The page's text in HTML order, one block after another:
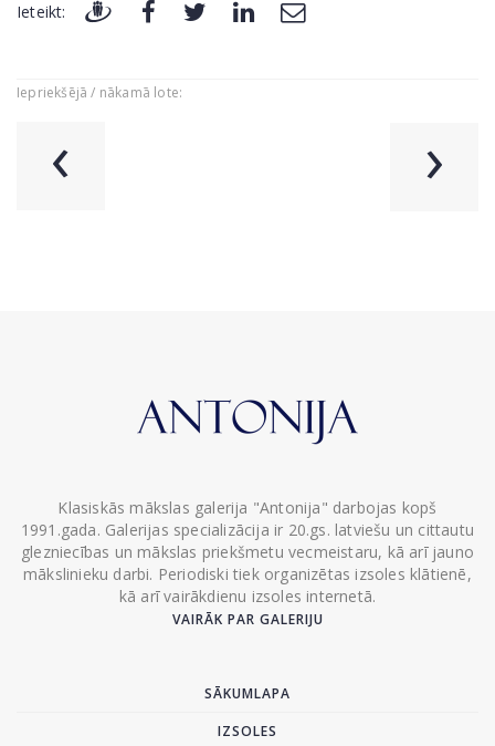
Ieteikt:
Iepriekšējā / nākamā lote:
‹ ›
Klasiskās mākslas galerija "Antonija" darbojas kopš
1991.gada. Galerijas specializācija ir 20.gs. latviešu un cittautu
glezniecības un mākslas priekšmetu vecmeistaru, kā arī jauno
mākslinieku darbi. Periodiski tiek organizētas izsoles klātienē,
kā arī vairākdienu izsoles internetā.
VAIRĀK PAR GALERIJU
SĀKUMLAPA
IZSOLES